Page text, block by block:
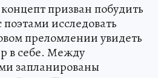
призван побудить
исследовать
преломлении увидеть
в себе. Между
запланированы